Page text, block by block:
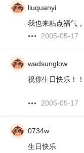
liuquanyi
我也来粘点福气，
2005-05-17
wadsunglow
祝你生日快乐！
2005-05-17
0734w
生日快乐